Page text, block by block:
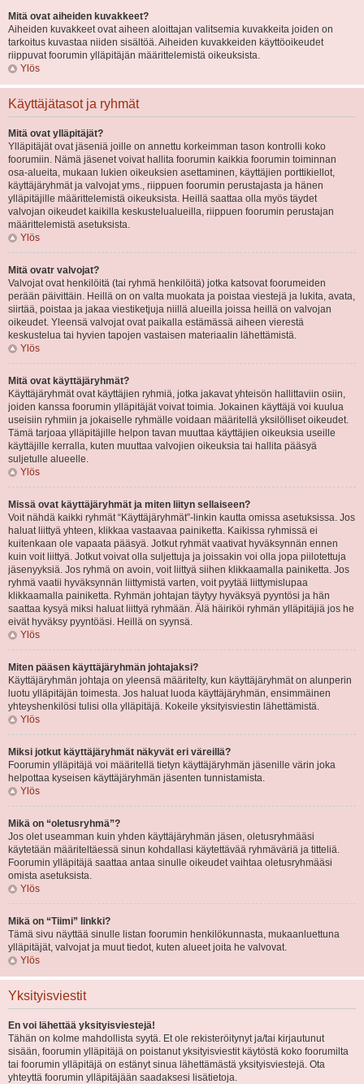
Mitä ovat aiheiden kuvakkeet?
Aiheiden kuvakkeet ovat aiheen aloittajan valitsemia kuvakkeita joiden on
tarkoitus kuvastaa niiden sisältöä. Aiheiden kuvakkeiden käyttöoikeudet
riippuvat foorumin ylläpitäjän määrittelemistä oikeuksista.
Ylös
Käyttäjätasot ja ryhmät
Mitä ovat ylläpitäjät?
Ylläpitäjät ovat jäseniä joille on annettu korkeimman tason kontrolli koko
foorumiin. Nämä jäsenet voivat hallita foorumin kaikkia foorumin toiminnan
osa-alueita, mukaan lukien oikeuksien asettaminen, käyttäjien porttikiellot,
käyttäjäryhmät ja valvojat yms., riippuen foorumin perustajasta ja hänen
ylläpitäjille määrittelemistä oikeuksista. Heillä saattaa olla myös täydet
valvojan oikeudet kaikilla keskustelualueilla, riippuen foorumin perustajan
määrittelemistä asetuksista.
Ylös
Mitä ovatr valvojat?
Valvojat ovat henkilöitä (tai ryhmä henkilöitä) jotka katsovat foorumeiden
perään päivittäin. Heillä on on valta muokata ja poistaa viestejä ja lukita, avata,
siirtää, poistaa ja jakaa viestiketjuja niillä alueilla joissa heillä on valvojan
oikeudet. Yleensä valvojat ovat paikalla estämässä aiheen vierestä
keskustelua tai hyvien tapojen vastaisen materiaalin lähettämistä.
Ylös
Mitä ovat käyttäjäryhmät?
Käyttäjäryhmät ovat käyttäjien ryhmiä, jotka jakavat yhteisön hallittaviin osiin,
joiden kanssa foorumin ylläpitäjät voivat toimia. Jokainen käyttäjä voi kuulua
useisiin ryhmiin ja jokaiselle ryhmälle voidaan määritellä yksilölliset oikeudet.
Tämä tarjoaa ylläpitäjille helpon tavan muuttaa käyttäjien oikeuksia useille
käyttäjille kerralla, kuten muuttaa valvojien oikeuksia tai hallita pääsyä
suljetulle alueelle.
Ylös
Missä ovat käyttäjäryhmät ja miten liityn sellaiseen?
Voit nähdä kaikki ryhmät “Käyttäjäryhmät”-linkin kautta omissa asetuksissa. Jos
haluat liittyä yhteen, klikkaa vastaavaa painiketta. Kaikissa ryhmissä ei
kuitenkaan ole vapaata pääsyä. Jotkut ryhmät vaativat hyväksynnän ennen
kuin voit liittyä. Jotkut voivat olla suljettuja ja joissakin voi olla jopa piilotettuja
jäsenyyksiä. Jos ryhmä on avoin, voit liittyä siihen klikkaamalla painiketta. Jos
ryhmä vaatii hyväksynnän liittymistä varten, voit pyytää liittymislupaa
klikkaamalla painiketta. Ryhmän johtajan täytyy hyväksyä pyyntösi ja hän
saattaa kysyä miksi haluat liittyä ryhmään. Älä häiriköi ryhmän ylläpitäjiä jos he
eivät hyväksy pyyntöäsi. Heillä on syynsä.
Ylös
Miten pääsen käyttäjäryhmän johtajaksi?
Käyttäjäryhmän johtaja on yleensä määritelty, kun käyttäjäryhmät on alunperin
luotu ylläpitäjän toimesta. Jos haluat luoda käyttäjäryhmän, ensimmäinen
yhteyshenkilösi tulisi olla ylläpitäjä. Kokeile yksityisviestin lähettämistä.
Ylös
Miksi jotkut käyttäjäryhmät näkyvät eri väreillä?
Foorumin ylläpitäjä voi määritellä tietyn käyttäjäryhmän jäsenille värin joka
helpottaa kyseisen käyttäjäryhmän jäsenten tunnistamista.
Ylös
Mikä on “oletusryhmä”?
Jos olet useamman kuin yhden käyttäjäryhmän jäsen, oletusryhmääsi
käytetään määriteltäessä sinun kohdallasi käytettävää ryhmäväriä ja titteliä.
Foorumin ylläpitäjä saattaa antaa sinulle oikeudet vaihtaa oletusryhmääsi
omista asetuksista.
Ylös
Mikä on “Tiimi” linkki?
Tämä sivu näyttää sinulle listan foorumin henkilökunnasta, mukaanluettuna
ylläpitäjät, valvojat ja muut tiedot, kuten alueet joita he valvovat.
Ylös
Yksityisviestit
En voi lähettää yksityisviestejä!
Tähän on kolme mahdollista syytä. Et ole rekisteröitynyt ja/tai kirjautunut
sisään, foorumin ylläpitäjä on poistanut yksityisviestit käytöstä koko foorumilta
tai foorumin ylläpitäjä on estänyt sinua lähettämästä yksityisviestejä. Ota
yhteyttä foorumin ylläpitäjään saadaksesi lisätietoja.